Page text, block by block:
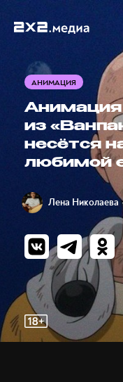
АНИМАЦИЯ
из
несётся
любимой
Лена Николаева